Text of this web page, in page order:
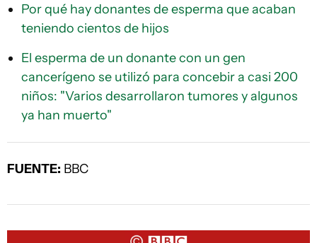
Por qué hay donantes de esperma que acaban
teniendo cientos de hijos
El esperma de un donante con un gen
cancerígeno se utilizó para concebir a casi 200
niños: "Varios desarrollaron tumores y algunos
ya han muerto"
FUENTE: BBC